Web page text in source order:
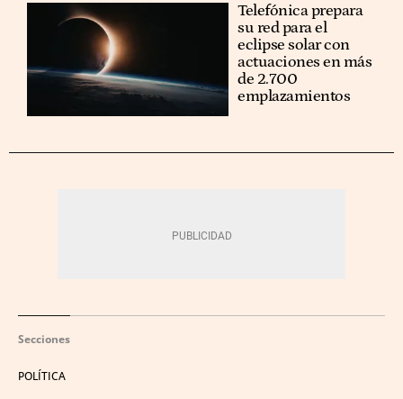
Telefónica prepara
su red para el
eclipse solar con
actuaciones en más
de 2.700
emplazamientos
Secciones
POLÍTICA